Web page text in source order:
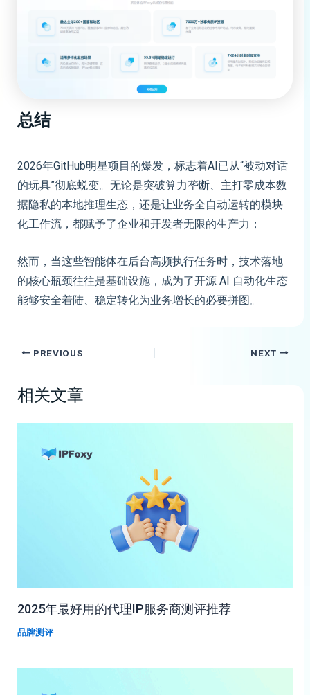
总结
2026年GitHub明星项目的爆发，标志着AI已从“被动对话
的玩具”彻底蜕变。无论是突破算力垄断、主打零成本数
据隐私的本地推理生态，还是让业务全自动运转的模块
化工作流，都赋予了企业和开发者无限的生产力；
然而，当这些智能体在后台高频执行任务时，技术落地
的核心瓶颈往往是基础设施，成为了开源 AI 自动化生态
能够安全着陆、稳定转化为业务增长的必要拼图。
PREVIOUS NEXT
相关文章
2025年最好用的代理IP服务商测评推荐
品牌测评